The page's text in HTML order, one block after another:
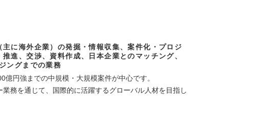
に海外企業）の発掘・情報収集、案件化・プロジ
進、交渉、資料作成、日本企業とのマッチング、
ングまでの業務
円強までの中規模・大規模案件が中心です。
務を通じて、国際的に活躍するグローバル人材を目指し